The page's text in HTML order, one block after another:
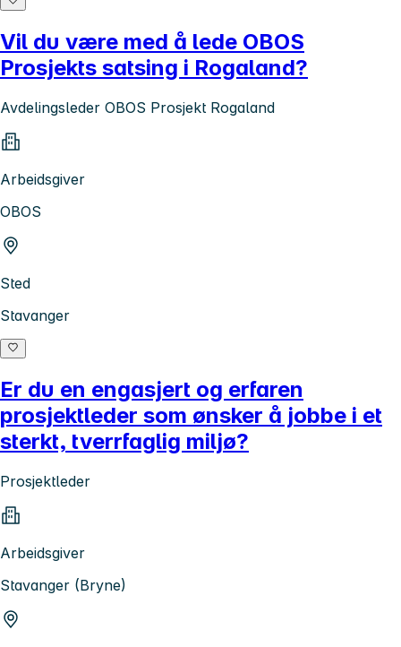
Vil du være med å lede OBOS
Prosjekts satsing i Rogaland?
Avdelingsleder OBOS Prosjekt Rogaland
Arbeidsgiver
OBOS
Sted
Stavanger
Er du en engasjert og erfaren
prosjektleder som ønsker å jobbe i et
sterkt, tverrfaglig miljø?
Prosjektleder
Arbeidsgiver
Stavanger (Bryne)